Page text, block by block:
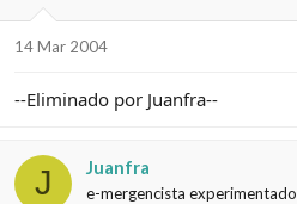
14 Mar 2004
--Eliminado por Juanfra--
J Juanfra
e-mergencista experimentado